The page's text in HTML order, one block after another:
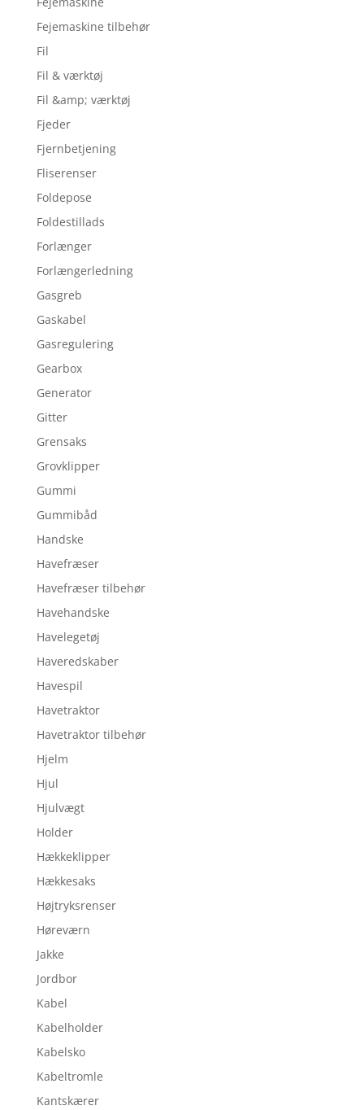
Fejemaskine tilbehør
Fil
Fil & værktøj
Fil &amp; værktøj
Fjeder
Fjernbetjening
Fliserenser
Foldepose
Foldestillads
Forlænger
Forlængerledning
Gasgreb
Gaskabel
Gasregulering
Gearbox
Generator
Gitter
Grensaks
Grovklipper
Gummi
Gummibåd
Handske
Havefræser
Havefræser tilbehør
Havehandske
Havelegetøj
Haveredskaber
Havespil
Havetraktor
Havetraktor tilbehør
Hjelm
Hjul
Hjulvægt
Holder
Hækkeklipper
Hækkesaks
Højtryksrenser
Høreværn
Jakke
Jordbor
Kabel
Kabelholder
Kabelsko
Kabeltromle
Kantskærer